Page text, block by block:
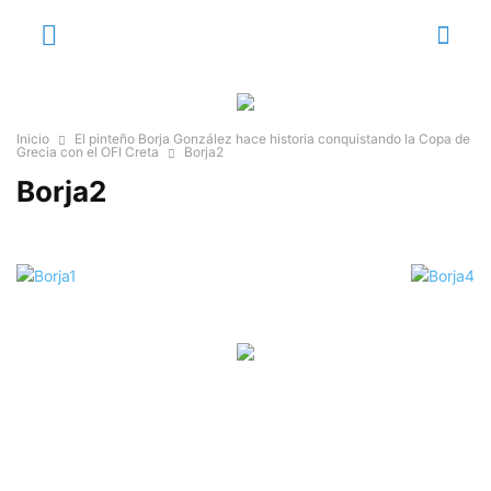
Inicio
El pinteño Borja González hace historia conquistando la Copa de
Grecia con el OFI Creta
Borja2
Borja2